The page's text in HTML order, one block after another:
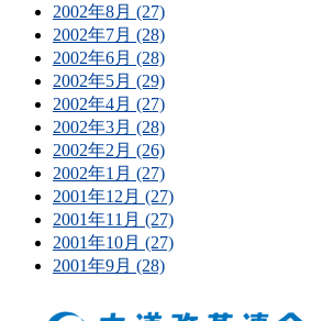
2002年8月 (27)
2002年7月 (28)
2002年6月 (28)
2002年5月 (29)
2002年4月 (27)
2002年3月 (28)
2002年2月 (26)
2002年1月 (27)
2001年12月 (27)
2001年11月 (27)
2001年10月 (27)
2001年9月 (28)